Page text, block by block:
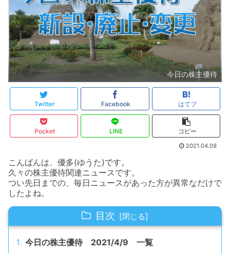
今日の株主優待
Twitter Facebook はてブ
Pocket LINE コピー
2021.04.09
こんばんは、優多(ゆうた)です。
久々の株主優待関連ニュースです。
つい先日までの、毎日ニュースがあった方が異常なだけで
したよね。
目次
今日の株主優待 2021/4/9 一覧